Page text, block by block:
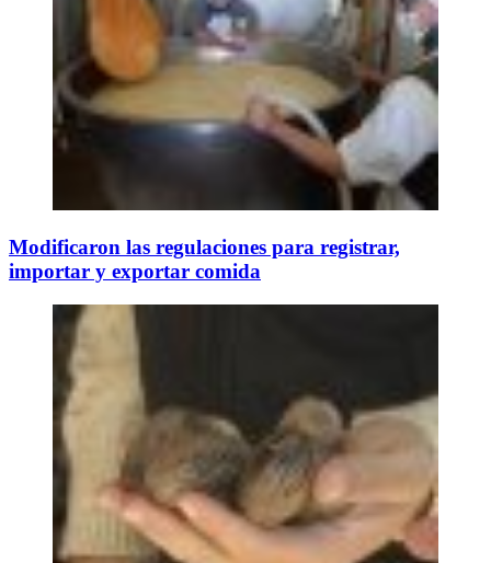
Modificaron las regulaciones para registrar,
importar y exportar comida